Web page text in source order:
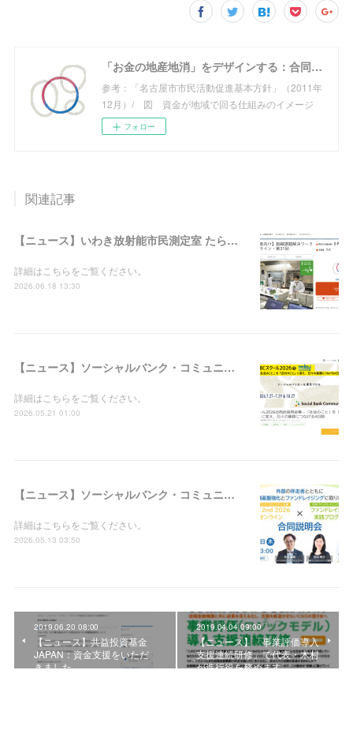
「お金の地産地消」をデザインする：合同会社めぐる
参考：「名古屋市市民活動促進基本方針」（2011年
12月）/ 図 資金が地域で回る仕組みのイメージ
フォロー
関連記事
【ニュース】いわき放射能市民測定室 たらちね：「組織課題解決ワークショップ＠オンライン・第31回」の支援者募集を開始しました
詳細はこちらをご覧ください。
2026.06.18 13:30
【ニュース】ソーシャルバンク・コミュニティ：「SBCスクール2026＠西武信用金庫－『社会のこと』を『自分のこと』に変え、日々の業務につなげる4日間」の参加者募集を開始しました
詳細はこちらをご覧ください。
2026.05.21 01:00
【ニュース】ソーシャルバンク・コミュニティ：「WILL 2nd 2026＠オンライン × ファンドレイジング実践プログラム合同説明会」の参加者募集を開始しました
詳細はこちらをご覧ください。
2026.05.13 03:50
2019.06.20 08:00
【ニュース】共益投資基金
JAPAN：資金支援をいただ
きました
2019.04.04 09:00
【ニュース】「事業評価導入
支援連続研修」で代表・木村
が進行役を務めます